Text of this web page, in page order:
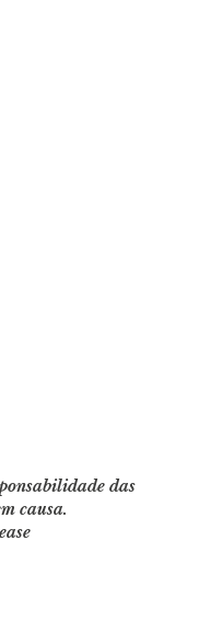
das
causa.